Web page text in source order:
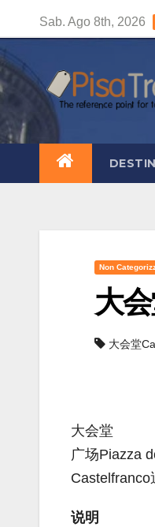
contenuto
Sab. Ago 8th, 2026
Non
大
大会堂
大会堂
广场Piazza
Castelfranco
说明